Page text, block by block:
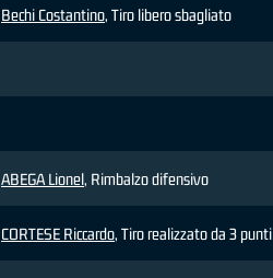
Bechi Costantino, Tiro libero sbagliato
ABEGA Lionel, Rimbalzo difensivo
CORTESE Riccardo, Tiro realizzato da 3 punti